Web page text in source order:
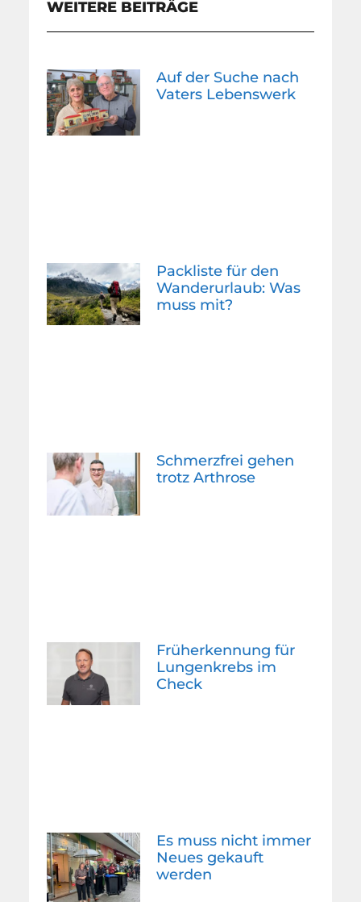
WEITERE BEITRÄGE
Auf der Suche nach
Vaters Lebenswerk
Packliste für den
Wanderurlaub: Was
muss mit?
Schmerzfrei gehen
trotz Arthrose
Früherkennung für
Lungenkrebs im
Check
Es muss nicht immer
Neues gekauft
werden